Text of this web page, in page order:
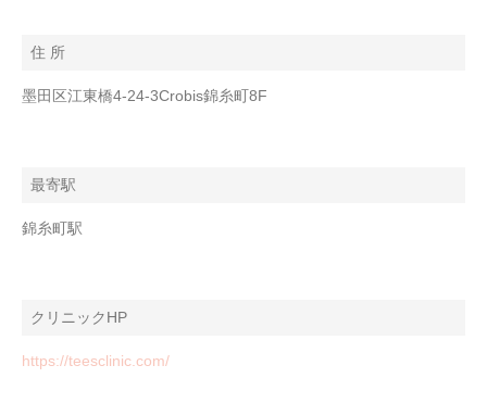
住 所
墨田区江東橋4-24-3Crobis錦糸町8F
最寄駅
錦糸町駅
クリニックHP
https://teesclinic.com/